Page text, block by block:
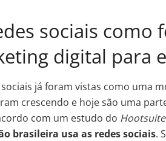
sociais como
digital para
já foram vistas como uma
crescendo e hoje são uma
com um estudo do Hootsuite
brasileira usa as redes sociais.